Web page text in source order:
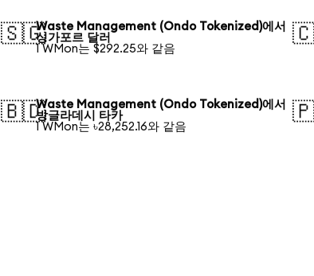
🇸🇬Waste Management (Ondo Tokenized)에서
싱가포르 달러
1 WMon는 $292.25와 같음
🇧🇩Waste Management (Ondo Tokenized)에서
방글라데시 타카
1 WMon는 ৳28,252.16와 같음